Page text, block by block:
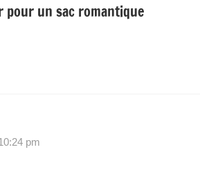
pour un sac romantique
pm